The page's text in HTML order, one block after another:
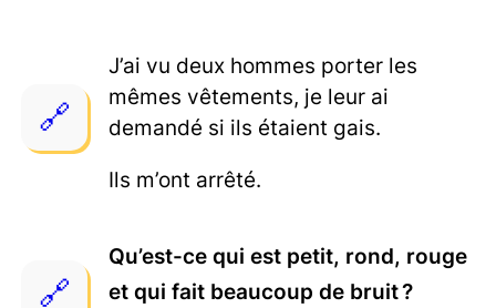
J’ai vu deux hommes porter les
mêmes vêtements, je leur ai
demandé si ils étaient gais.
Ils m’ont arrêté.
Qu’est-ce qui est petit, rond, rouge
et qui fait beaucoup de bruit ?